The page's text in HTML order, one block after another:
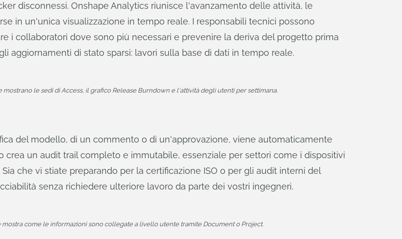
disconnessi. Onshape Analytics riunisce l'avanzamento delle attività, le
in un'unica visualizzazione in tempo reale. I responsabili tecnici possono
i collaboratori dove sono più necessari e prevenire la deriva del progetto prima
aggiornamenti di stato sparsi: lavori sulla base di dati in tempo reale.
le sedi di Access, il grafico Release Burndown e l'attività degli utenti per settimana.
del modello, di un commento o di un'approvazione, viene automaticamente
crea un audit trail completo e immutabile, essenziale per settori come i dispositivi
che vi stiate preparando per la certificazione ISO o per gli audit interni del
senza richiedere ulteriore lavoro da parte dei vostri ingegneri.
come le informazioni sono collegate a livello utente tramite Document o Project.